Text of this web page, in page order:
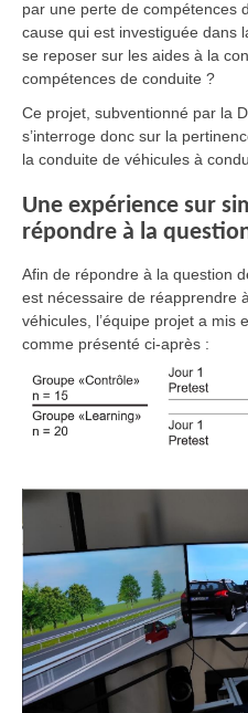
par une perte de compétences
cause qui est investiguée dans
se reposer sur les aides à la
compétences de conduite ?
Ce projet, subventionné par la
s’interroge donc sur la
la conduite de véhicules à
Une expérience sur
répondre à la
Afin de répondre à la question
est nécessaire de réapprendre
véhicules, l’équipe projet a mis
comme présenté ci-après :